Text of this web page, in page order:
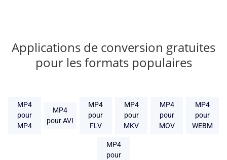
Applications de conversion gratuites
pour les formats populaires
MP4
pour
MP4
MP4
pour AVI
MP4
pour
FLV
MP4
pour
MKV
MP4
pour
MOV
MP4
pour
WEBM
MP4
pour